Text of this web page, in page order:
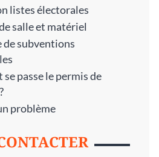
listes électorales
salle et matériel
de subventions
passe le permis de
problème